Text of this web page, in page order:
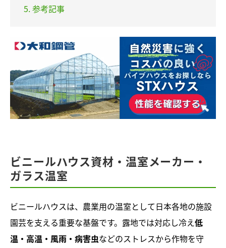
参考記事
ビニールハウス資材・温室メーカー・
ガラス温室
ビニールハウスは、農業用の温室として日本各地の施設
園芸を支える重要な基盤です。露地では対応し冷え低
温・高温・風雨・病害虫などのストレスから作物を守